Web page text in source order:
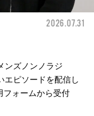
2026.07.31
ンズノンノラジ
ピソードを配信し
フォームから受付